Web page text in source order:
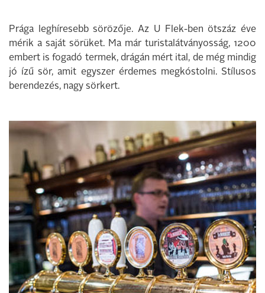
Prága leghíresebb sörözője. Az U Flek-ben ötszáz éve
mérik a saját sörüket. Ma már turistalátványosság, 1200
embert is fogadó termek, drágán mért ital, de még mindig
jó ízű sör, amit egyszer érdemes megkóstolni. Stílusos
berendezés, nagy sörkert.